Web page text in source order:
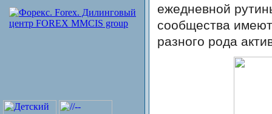
ежедневной
сообщества
разного рода